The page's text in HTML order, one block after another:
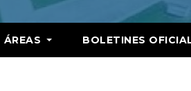
ÁREAS BOLETINES